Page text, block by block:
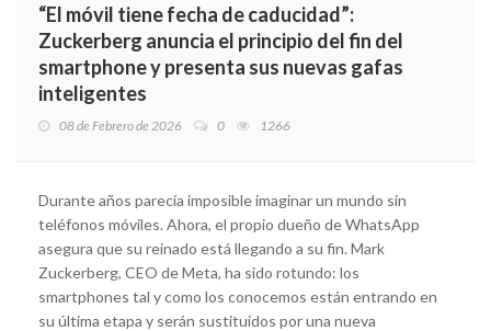
“El móvil tiene fecha de caducidad”:
Zuckerberg anuncia el principio del fin del
smartphone y presenta sus nuevas gafas
inteligentes
08 de Febrero de 2026 0 1266
Durante años parecía imposible imaginar un mundo sin
teléfonos móviles. Ahora, el propio dueño de WhatsApp
asegura que su reinado está llegando a su fin. Mark
Zuckerberg, CEO de Meta, ha sido rotundo: los
smartphones tal y como los conocemos están entrando en
su última etapa y serán sustituidos por una nueva